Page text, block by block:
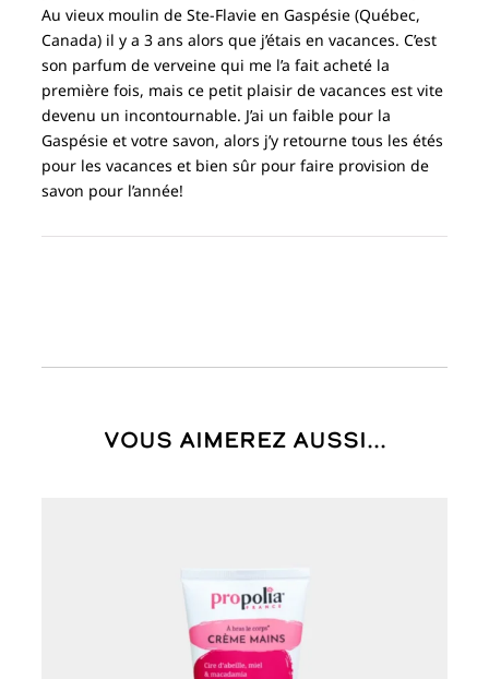
Au vieux moulin de Ste-Flavie en Gaspésie (Québec,
Canada) il y a 3 ans alors que j’étais en vacances. C’est
son parfum de verveine qui me l’a fait acheté la
première fois, mais ce petit plaisir de vacances est vite
devenu un incontournable. J’ai un faible pour la
Gaspésie et votre savon, alors j’y retourne tous les étés
pour les vacances et bien sûr pour faire provision de
savon pour l’année!
Vous aimerez aussi...